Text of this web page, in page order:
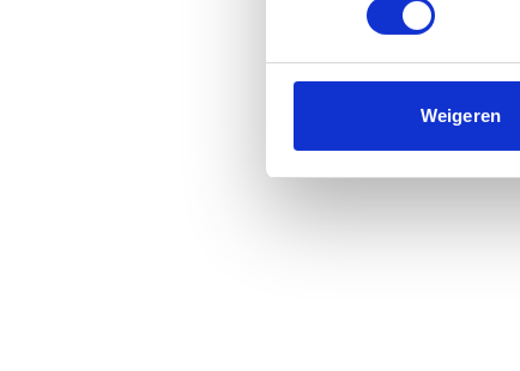
Weigeren